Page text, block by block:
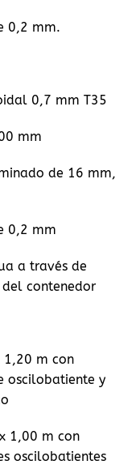
0,2 mm.
0,7 mm T35
mm
de 16 mm,
0,2 mm
a través de
del contenedor
1,20 m con
oscilobatiente y
1,00 m con
oscilobatientes